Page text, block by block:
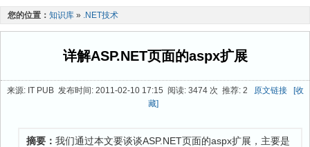
手机开发 软件工程
最新文章
您的位置： 知识库 » .NET技术
详解ASP.NET页面的aspx扩展
来源: IT PUB 发布时间: 2011-02-10 17:15 阅读: 3474 次 推荐: 2 原文链接
[收
藏]
摘要： 我们通过本文要谈谈ASP.NET页面的aspx扩展，主要是